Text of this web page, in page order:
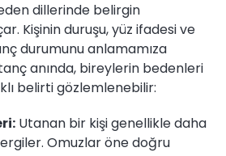
dillerinde belirgin
Kişinin duruşu, yüz ifadesi ve
durumunu anlamamıza
anında, bireylerin bedenleri
belirti gözlemlenebilir:
Utanan bir kişi genellikle daha
Omuzlar öne doğru